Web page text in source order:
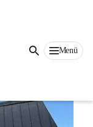
Menü